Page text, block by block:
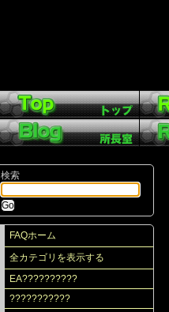
検索
FAQホーム
全カテゴリを表示する
EA??????????
???????????